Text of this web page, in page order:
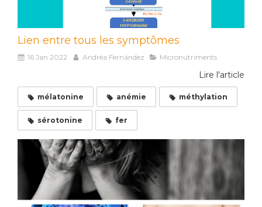
Lien entre tous les symptômes
16 Jan 2022 Andréa Fernández Micronutriments
Lire l'article
mélatonine anémie méthylation
sérotonine fer